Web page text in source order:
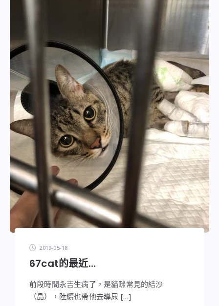
2019-05-18
67cat的最近…
前段時間永吉生病了，是貓咪常見的結沙
（晶），陸續也帶他去導尿 […]